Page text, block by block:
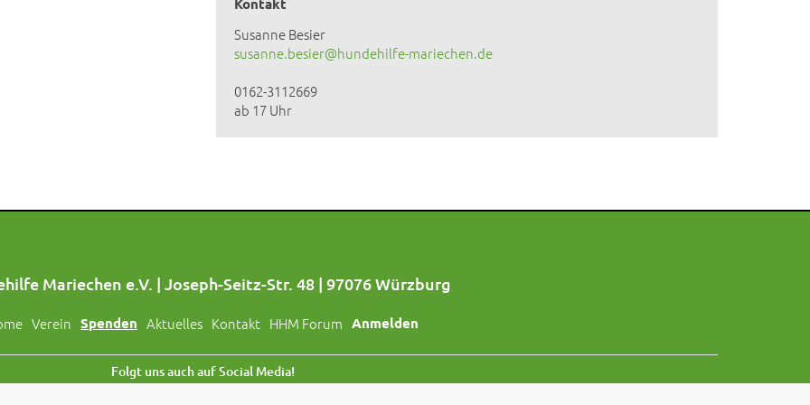
Susanne Besier
susanne.besier@hundehilfe-mariechen.de
0162-3112669
ab 17 Uhr
Mariechen e.V. | Joseph-Seitz-Str. 48 | 97076 Würzburg
Verein Spenden Aktuelles Kontakt HHM Forum Anmelden
Folgt uns auch auf Social Media!